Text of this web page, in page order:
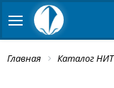
Главная Каталог НИТ